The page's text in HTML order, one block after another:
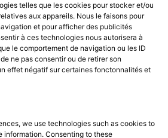
telles que les cookies pour stocker et/ou
aux appareils. Nous le faisons pour
et pour afficher des publicités
à ces technologies nous autorisera à
le comportement de navigation ou les ID
ne pas consentir ou de retirer son
effet négatif sur certaines fonctonnalités et
we use technologies such as cookies to
information. Consenting to these
GROUP.EDITOR - ADVERTISING
AGENCE MEDIANE.
OF LUXE
35 MAGAZINES
Voyages Contact